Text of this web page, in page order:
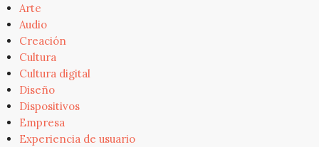
Arte
Audio
Creación
Cultura
Cultura digital
Diseño
Dispositivos
Empresa
Experiencia de usuario